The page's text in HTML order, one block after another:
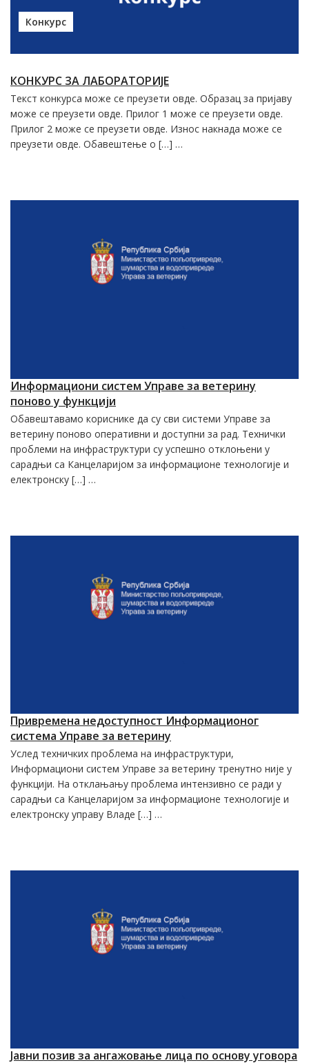
Конкурс
КОНКУРС ЗА ЛАБОРАТОРИЈЕ
Текст конкурса може се преузети овде. Образац за пријаву
може се преузети овде. Прилог 1 може се преузети овде.
Прилог 2 може се преузети овде. Износ накнада може се
преузети овде. Обавештење о […] …
Информациони систем Управе за ветерину
поново у функцији
Обавештавамо кориснике да су сви системи Управе за
ветерину поново оперативни и доступни за рад. Технички
проблеми на инфраструктури су успешно отклоњени у
сарадњи са Канцеларијом за информационе технологије и
електронску […] …
Привремена недоступност Информационог
система Управе за ветерину
Услед техничких проблема на инфраструктури,
Информациони систем Управе за ветерину тренутно није у
функцији. На отклањању проблема интензивно се ради у
сарадњи са Канцеларијом за информационе технологије и
електронску управу Владе […] …
Јавни позив за ангажовање лица по основу уговора